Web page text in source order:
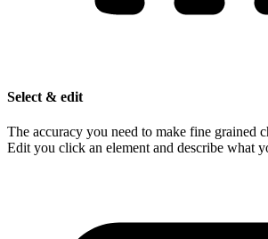
Select & edit
The accuracy you need to make fine grained
Edit you click an element and describe what